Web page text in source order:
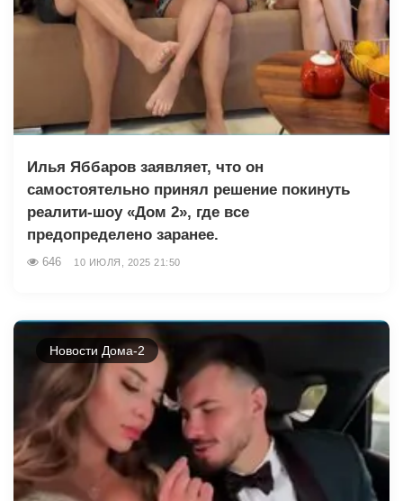
Илья Яббаров заявляет, что он
самостоятельно принял решение покинуть
реалити-шоу «Дом 2», где все
предопределено заранее.
646 10 ИЮЛЯ, 2025 21:50
Новости Дома-2